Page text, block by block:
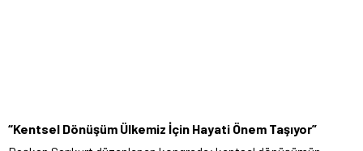
“Kentsel Dönüşüm Ülkemiz İçin Hayati Önem Taşıyor”